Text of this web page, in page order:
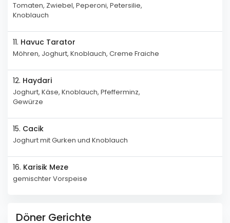
Tomaten, Zwiebel, Peperoni, Petersilie,
Knoblauch
11. Havuc Tarator
Möhren, Joghurt, Knoblauch, Creme Fraiche
12. Haydari
Joghurt, Käse, Knoblauch, Pfefferminz,
Gewürze
15. Cacik
Joghurt mit Gurken und Knoblauch
16. Karisik Meze
gemischter Vorspeise
Döner Gerichte